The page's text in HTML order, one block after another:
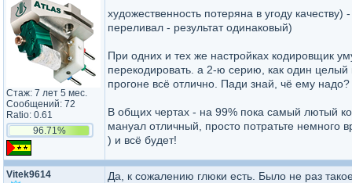
Стаж: 7 лет 5 мес.
Сообщений: 72
Ratio: 0.61
96.71%
художественность потеряна в угоду
переливал - результат одинаковый)
При одних и тех же настройках кодировщик
перекодировать. а 2-ю серию, как один
прогоне всё отлично. Пади знай, чё ему надо?
В общих чертах - на 99% пока самый лютый
мануал отличный, просто потратьте немного
) и всё будет!
Vitek9614
Да, к сожалению глюки есть. Было не раз